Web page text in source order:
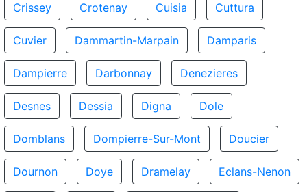
Crissey Crotenay Cuisia Cuttura
Cuvier Dammartin-Marpain Damparis
Dampierre Darbonnay Denezieres
Desnes Dessia Digna Dole
Domblans Dompierre-Sur-Mont Doucier
Dournon Doye Dramelay Eclans-Nenon